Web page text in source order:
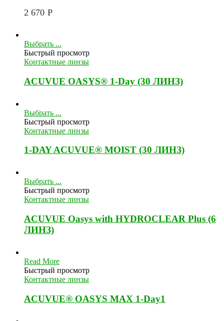
2 670 Р
Выбрать ...
Быстрый просмотр
Контактные линзы
ACUVUE OASYS® 1-Day (30 ЛИНЗ)
Выбрать ...
Быстрый просмотр
Контактные линзы
1-DAY ACUVUE® MOIST (30 ЛИНЗ)
Выбрать ...
Быстрый просмотр
Контактные линзы
ACUVUE Oasys with HYDROCLEAR Plus (6
ЛИНЗ)
Read More
Быстрый просмотр
Контактные линзы
ACUVUE® OASYS MAX 1-Day1